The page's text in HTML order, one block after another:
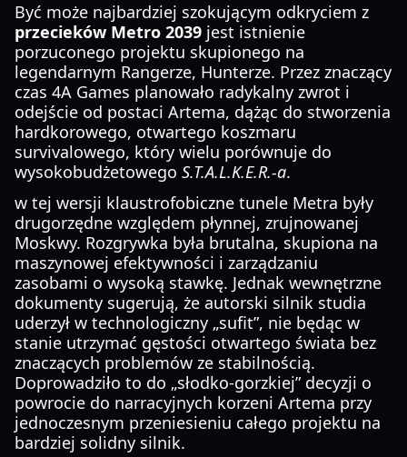
Być może najbardziej szokującym odkryciem z
przecieków Metro 2039 jest istnienie
porzuconego projektu skupionego na
legendarnym Rangerze, Hunterze. Przez znaczący
czas 4A Games planowało radykalny zwrot i
odejście od postaci Artema, dążąc do stworzenia
hardkorowego, otwartego koszmaru
survivalowego, który wielu porównuje do
wysokobudżetowego S.T.A.L.K.E.R.-a.
w tej wersji klaustrofobiczne tunele Metra były
drugorzędne względem płynnej, zrujnowanej
Moskwy. Rozgrywka była brutalna, skupiona na
maszynowej efektywności i zarządzaniu
zasobami o wysoką stawkę. Jednak wewnętrzne
dokumenty sugerują, że autorski silnik studia
uderzył w technologiczny „sufit”, nie będąc w
stanie utrzymać gęstości otwartego świata bez
znaczących problemów ze stabilnością.
Doprowadziło to do „słodko-gorzkiej” decyzji o
powrocie do narracyjnych korzeni Artema przy
jednoczesnym przeniesieniu całego projektu na
bardziej solidny silnik.